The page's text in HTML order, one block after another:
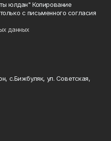
юлдан" Копирование
с письменного согласия
данных
с.Бижбуляк, ул. Советская,